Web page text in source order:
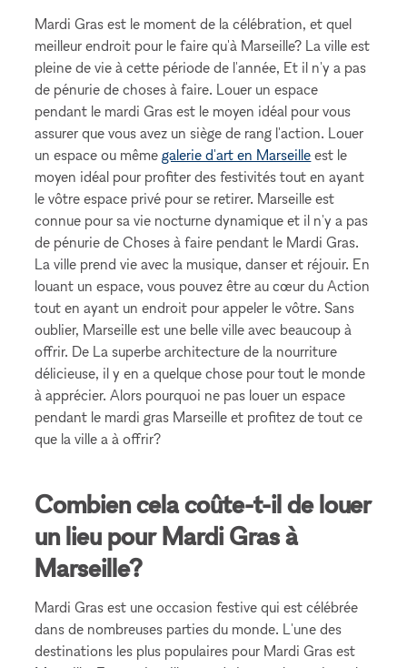
Mardi Gras est le moment de la célébration, et quel
meilleur endroit pour le faire qu'à Marseille? La ville est
pleine de vie à cette période de l'année, Et il n'y a pas
de pénurie de choses à faire. Louer un espace
pendant le mardi Gras est le moyen idéal pour vous
assurer que vous avez un siège de rang l'action. Louer
un espace ou mêmegalerie d'art en Marseille est le
moyen idéal pour profiter des festivités tout en ayant
le vôtre espace privé pour se retirer. Marseille est
connue pour sa vie nocturne dynamique et il n'y a pas
de pénurie de Choses à faire pendant le Mardi Gras.
La ville prend vie avec la musique, danser et réjouir. En
louant un espace, vous pouvez être au cœur du Action
tout en ayant un endroit pour appeler le vôtre. Sans
oublier, Marseille est une belle ville avec beaucoup à
offrir. De La superbe architecture de la nourriture
délicieuse, il y en a quelque chose pour tout le monde
à apprécier. Alors pourquoi ne pas louer un espace
pendant le mardi gras Marseille et profitez de tout ce
que la ville a à offrir?
Combien cela coûte-t-il de louer
un lieu pour Mardi Gras à
Marseille?
Mardi Gras est une occasion festive qui est célébrée
dans de nombreuses parties du monde. L'une des
destinations les plus populaires pour Mardi Gras est